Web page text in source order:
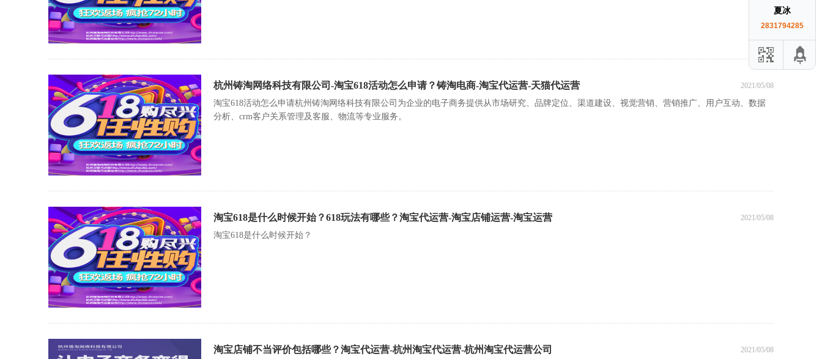
杭州铸淘网络科技有限公司-淘宝618活动怎么申请？铸淘电商-淘宝代运营-天猫代运营 2021/05/08
淘宝618活动怎么申请杭州铸淘网络科技有限公司为企业的电子商务提供从市场研究、品牌定位、渠道建设、视觉营销、营销推广、用户互动、数据
分析、crm客户关系管理及客服、物流等专业服务。
淘宝618是什么时候开始？618玩法有哪些？淘宝代运营-淘宝店铺运营-淘宝运营 2021/05/08
淘宝618是什么时候开始？
淘宝店铺不当评价包括哪些？淘宝代运营-杭州淘宝代运营-杭州淘宝代运营公司 2021/05/08
夏冰
2831794285